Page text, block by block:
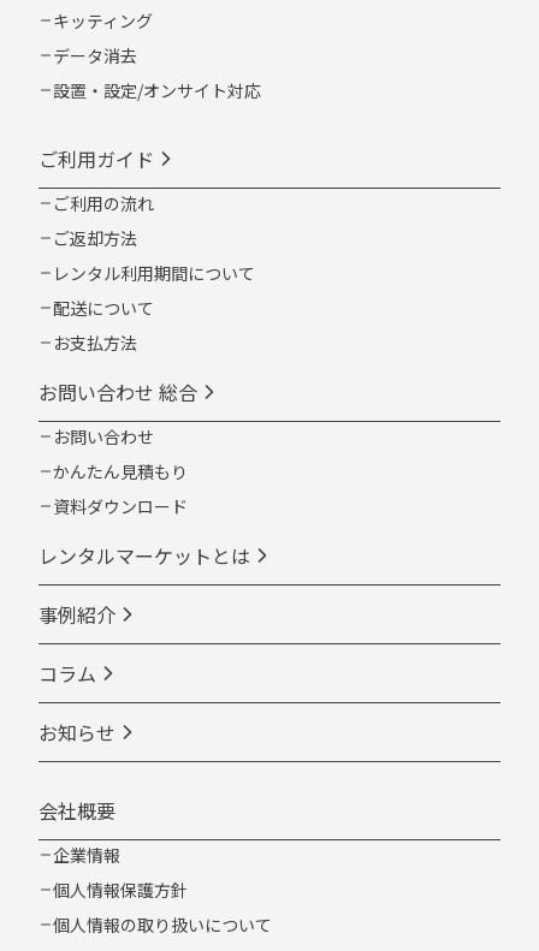
キッティング
データ消去
設置・設定/オンサイト対応
ご利用ガイド
ご利用の流れ
ご返却方法
レンタル利用期間について
配送について
お支払方法
お問い合わせ 総合
お問い合わせ
かんたん見積もり
資料ダウンロード
レンタルマーケットとは
事例紹介
コラム
お知らせ
会社概要
企業情報
個人情報保護方針
個人情報の取り扱いについて